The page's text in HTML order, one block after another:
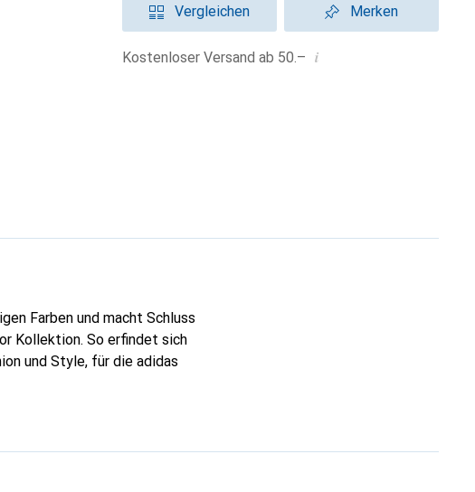
Vergleichen Merken
Kostenloser Versand ab 50.– i
Farben und macht Schluss
Kollektion. So erfindet sich
und Style, für die adidas